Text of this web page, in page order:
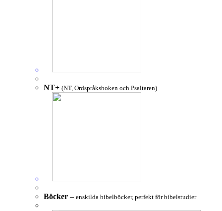
NT+ (NT, Ordspråksboken och Psaltaren)
Böcker – enskilda bibelböcker, perfekt för bibelstudier